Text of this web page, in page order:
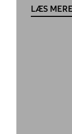
LÆS MERE